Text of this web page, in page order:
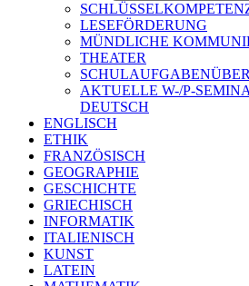
LESEFÖRDERUNG
MÜNDLICHE
THEATER
AKTUELLE W-/P-
DEUTSCH
ENGLISCH
ETHIK
FRANZÖSISCH
GEOGRAPHIE
GESCHICHTE
GRIECHISCH
INFORMATIK
ITALIENISCH
KUNST
LATEIN